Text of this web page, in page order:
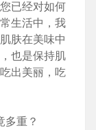
已经对如何
生活中，我
肤在美味中
也是保持肌
出美丽，吃
多重？